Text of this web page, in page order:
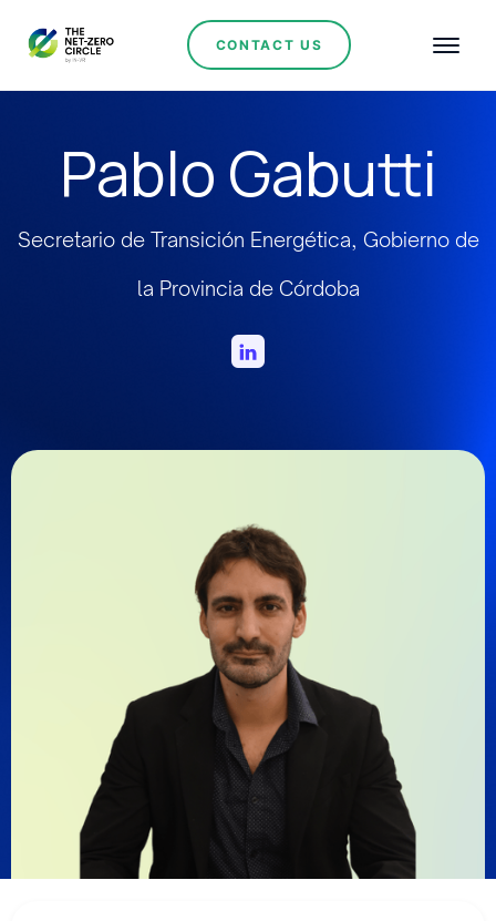
CONTACT US
Pablo Gabutti
Secretario de Transición Energética, Gobierno de
la Provincia de Córdoba